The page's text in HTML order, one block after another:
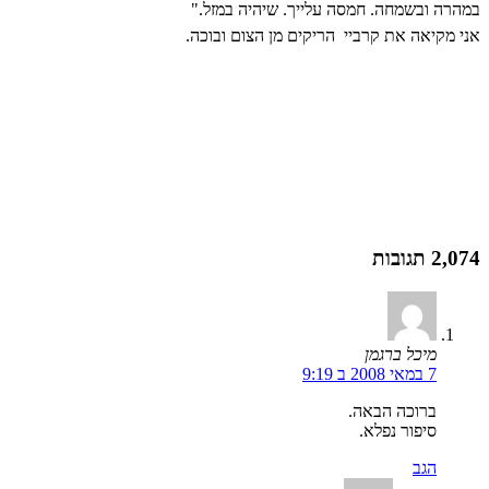
במהרה ובשמחה. חמסה עלייך. שיהיה במזל."
אני מקיאה את קרביי הריקים מן הצום ובוכה.
2,074 תגובות
מיכל ברגמן
7 במאי 2008 ב 9:19
ברוכה הבאה.
סיפור נפלא.
הגב